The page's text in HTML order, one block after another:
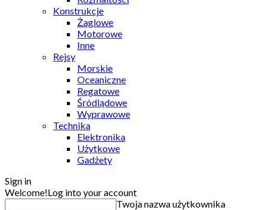
Konstrukcje
Żaglowe
Motorowe
Inne
Rejsy
Morskie
Oceaniczne
Regatowe
Śródlądowe
Wyprawowe
Technika
Elektronika
Użytkowe
Gadżety
Sign in
Welcome!Log into your account
Twoja nazwa użytkownika